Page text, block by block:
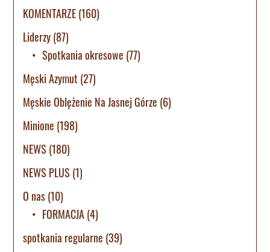
KOMENTARZE(160)
Liderzy(87)
Spotkania okresowe (77)
Męski Azymut (27)
Męskie Oblężenie Na Jasnej Górze (6)
Minione (198)
NEWS (180)
NEWS PLUS (1)
O nas(10)
FORMACJA(4)
spotkania regularne (39)